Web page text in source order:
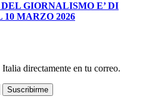
GIORNALISMO E’ DI
MARZO 2026
directamente en tu correo.
Suscribirme